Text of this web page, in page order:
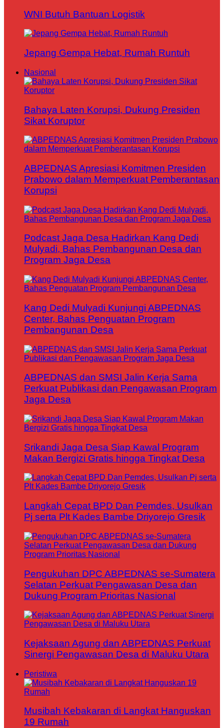
WNI Butuh Bantuan Logistik
Jepang Gempa Hebat, Rumah Runtuh
Nasional
Bahaya Laten Korupsi, Dukung Presiden
Sikat Koruptor
ABPEDNAS Apresiasi Komitmen Presiden
Prabowo dalam Memperkuat Pemberantasan
Korupsi
Podcast Jaga Desa Hadirkan Kang Dedi
Mulyadi, Bahas Pembangunan Desa dan
Program Jaga Desa
Kang Dedi Mulyadi Kunjungi ABPEDNAS
Center, Bahas Penguatan Program
Pembangunan Desa
ABPEDNAS dan SMSI Jalin Kerja Sama
Perkuat Publikasi dan Pengawasan Program
Jaga Desa
Srikandi Jaga Desa Siap Kawal Program
Makan Bergizi Gratis hingga Tingkat Desa
Langkah Cepat BPD Dan Pemdes, Usulkan
Pj serta Plt Kades Bambe Driyorejo Gresik
Pengukuhan DPC ABPEDNAS se-Sumatera
Selatan Perkuat Pengawasan Desa dan
Dukung Program Prioritas Nasional
Kejaksaan Agung dan ABPEDNAS Perkuat
Sinergi Pengawasan Desa di Maluku Utara
Peristiwa
Musibah Kebakaran di Langkat Hanguskan
19 Rumah